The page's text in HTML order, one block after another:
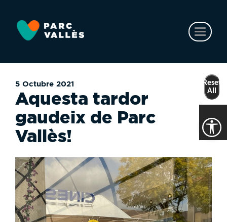
contingut
5 Octubre 2021
Aquesta tardor
gaudeix de Parc
Vallès!
Reset
All